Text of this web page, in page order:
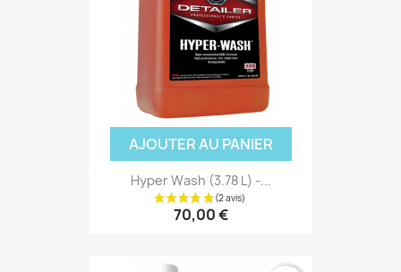
AJOUTER AU PANIER
Hyper Wash (3.78 L) -...
70,00 €